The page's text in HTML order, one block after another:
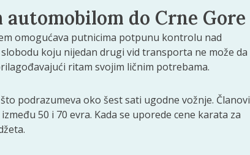
do Crne Gore
omogućava putnicima potpunu kontrolu nad
koju nijedan drugi vid transporta ne može da
ritam svojim ličnim potrebama.
podrazumeva oko šest sati ugodne vožnje. Članovi
50 i 70 evra. Kada se uporede cene karata za